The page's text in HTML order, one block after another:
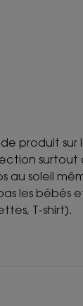
produit sur
surtout
soleil
les bébés
T-shirt).